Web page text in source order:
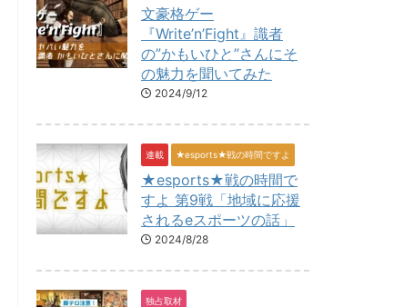
文豪格ゲー
『Write’n’Fight』識者
の”かもいひと”さんにそ
の魅力を聞いてみた
2024/9/12
連載 ★esports★戦の時間ですよ
★esports★戦の時間で
すよ 第9戦「地域に応援
されるeスポーツの話」
2024/8/28
独占取材